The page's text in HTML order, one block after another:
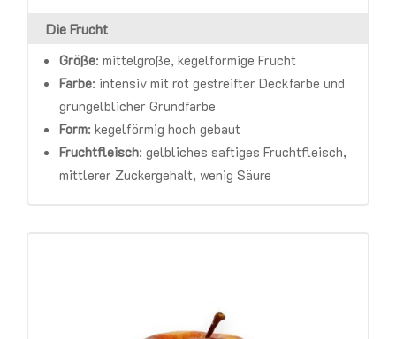
Die Frucht
Größe: mittelgroße, kegelförmige Frucht
Farbe: intensiv mit rot gestreifter Deckfarbe und
grüngelblicher Grundfarbe
Form: kegelförmig hoch gebaut
Fruchtfleisch: gelbliches saftiges Fruchtfleisch,
mittlerer Zuckergehalt, wenig Säure